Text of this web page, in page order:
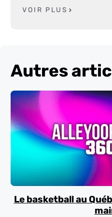
VOIR PLUS
Autres
Le basketball au